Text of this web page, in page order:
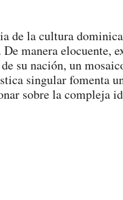
de la cultura
manera elocuente,
su nación, un
singular fomenta
sobre la compleja